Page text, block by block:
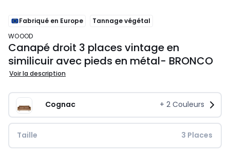
Fabriqué en Europe
Tannage végétal
WOOOD
Canapé droit 3 places vintage en
similicuir avec pieds en métal- BRONCO
Voir la description
Cognac + 2 Couleurs
Taille 3 Places